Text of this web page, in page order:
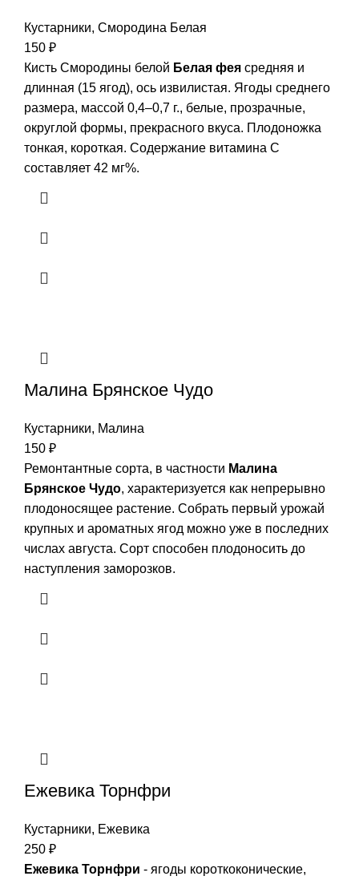
Кустарники, Смородина Белая
150 ₽
Кисть Смородины белой Белая фея средняя и
длинная (15 ягод), ось извилистая. Ягоды среднего
размера, массой 0,4–0,7 г., белые, прозрачные,
округлой формы, прекрасного вкуса. Плодоножка
тонкая, короткая. Содержание витамина С
составляет 42 мг%.
Малина Брянское Чудо
Кустарники, Малина
150 ₽
Ремонтантные сорта, в частности Малина
Брянское Чудо, характеризуется как непрерывно
плодоносящее растение. Собрать первый урожай
крупных и ароматных ягод можно уже в последних
числах августа. Сорт способен плодоносить до
наступления заморозков.
Ежевика Торнфри
Кустарники, Ежевика
250 ₽
Ежевика Торнфри - ягоды короткоконические,